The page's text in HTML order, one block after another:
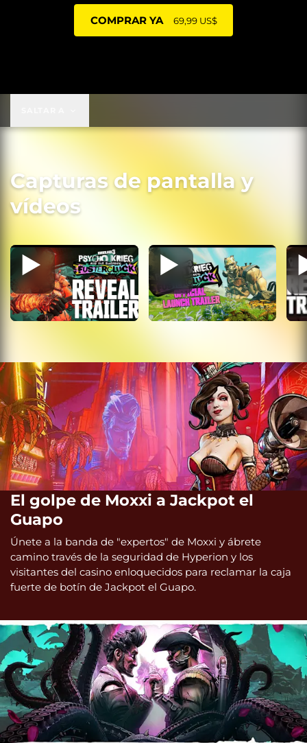
COMPRAR YA 69,99 US$
Capturas de pantalla y
vídeos
El golpe de Moxxi a Jackpot el
Guapo
Únete a la banda de "expertos" de Moxxi y ábrete
camino través de la seguridad de Hyperion y los
visitantes del casino enloquecidos para reclamar la caja
fuerte de botín de Jackpot el Guapo.